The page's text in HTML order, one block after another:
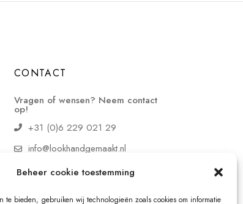
Beheer cookie toestemming
te bieden, gebruiken wij technologieën zoals cookies om informatie
CONTACT
Vragen of wensen? Neem contact
op!
+31 (0)6 229 021 29
info@lookhandgemaakt.nl